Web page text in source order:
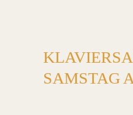
SAMSTAG